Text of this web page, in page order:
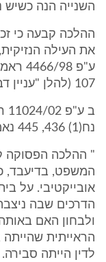
השנייה הנה כשיש
את העילה
107 (להלן "עניין דבש").
נח(1) 436, 445 נאמרו הדברים הבאים:
" ההלכה הפסוקה
המשפט, בדיעבד,
אובייקטיבי. על
הדרכים שבה
ולבחון האם
הראייתית
לדין הייתה